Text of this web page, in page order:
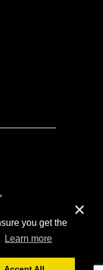
you get the
Learn more
✕
2014-2026